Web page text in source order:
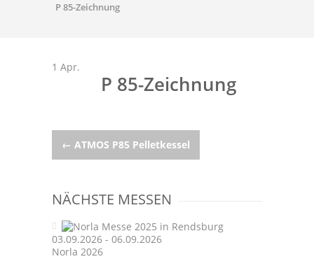
P 85-Zeichnung
1 Apr.
P 85-Zeichnung
Post
← ATMOS P85 Pelletkessel
NÄCHSTE MESSEN
03.09.2026 - 06.09.2026
Norla 2026